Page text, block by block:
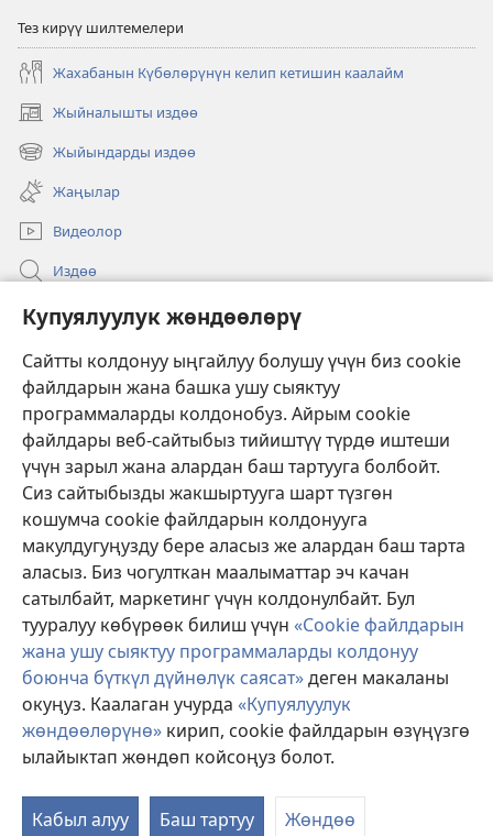
Купуялуулук жөндөөлөрү
Сайтты колдонуу ыңгайлуу болушу үчүн биз cookie
файлдарын жана башка ушу сыяктуу
программаларды колдонобуз. Айрым cookie
файлдары веб-сайтыбыз тийиштүү түрдө иштеши
үчүн зарыл жана алардан баш тартууга болбойт.
Сиз сайтыбызды жакшыртууга шарт түзгөн
кошумча cookie файлдарын колдонууга
макулдугуңузду бере аласыз же алардан баш тарта
аласыз. Биз чогулткан маалыматтар эч качан
сатылбайт, маркетинг үчүн колдонулбайт. Бул
тууралуу көбүрөөк билиш үчүн «Cookie файлдарын
жана ушу сыяктуу программаларды колдонуу
боюнча бүткүл дүйнөлүк саясат»деген макаланы
окуңуз. Каалаган учурда «Купуялуулук
жөндөөлөрүнө» кирип, cookie файлдарын өзүңүзгө
ылайыктап жөндөп койсоңуз болот.
Кабыл алуу Баш тартуу Жөндөө
Тез кирүү шилтемелери
Жахабанын Күбөлөрүнүн келип кетишин каалайм
Жыйналышты издөө
(жаңы
терезе
ачат)
Жыйындарды издөө
(жаңы
терезе
ачат)
Жаңылар
Видеолор
Издөө
Бийлик өкүлдөрү үчүн маалымат
Тартуулар
(жаңы
терезе
ачат)
ОНЛАЙН КИТЕПКАНА
(жаңы
терезе
ачат) JW Hub
(жаңы
терезе
ачат) JW Library
Watchtower Library
Copyright© 2026 Watch Tower Bible and Tract Society of Pennsylvania.
КОЛДОНУУ ШАРТТАРЫ| КУПУЯЛУУЛУК САЯСАТЫ
ЖӨНДӨӨЛӨРҮ